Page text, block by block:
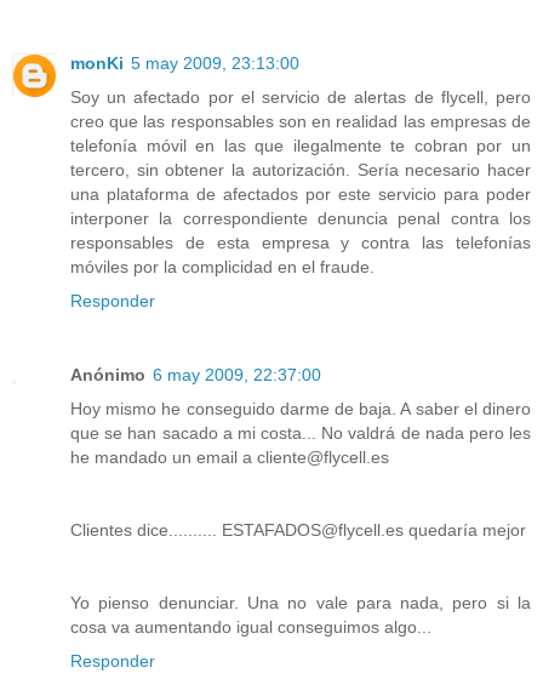
monKi 5 may 2009, 23:13:00
Soy un afectado por el servicio de alertas de flycell, pero
creo que las responsables son en realidad las empresas de
telefonía móvil en las que ilegalmente te cobran por un
tercero, sin obtener la autorización. Sería necesario hacer
una plataforma de afectados por este servicio para poder
interponer la correspondiente denuncia penal contra los
responsables de esta empresa y contra las telefonías
móviles por la complicidad en el fraude.
Responder
Anónimo 6 may 2009, 22:37:00
Hoy mismo he conseguido darme de baja. A saber el dinero
que se han sacado a mi costa... No valdrá de nada pero les
he mandado un email a cliente@flycell.es
Clientes dice.......... ESTAFADOS@flycell.es quedaría mejor
Yo pienso denunciar. Una no vale para nada, pero si la
cosa va aumentando igual conseguimos algo...
Responder